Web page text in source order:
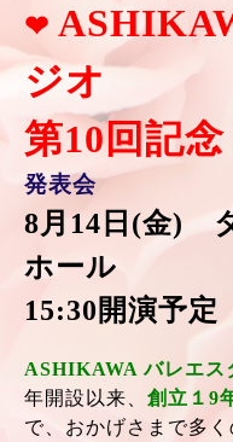
❤
ジオ
第10回記
発表会
8月14日(金)
ホール
15:30開演予定
ASHIKAWA バレエス
年開設以来、 創立 １9
で、おかげさまで多